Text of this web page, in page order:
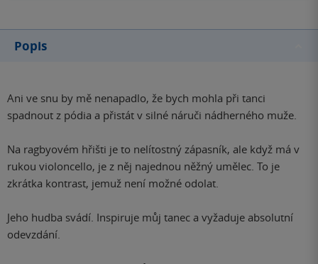
Popis
Ani ve snu by mě nenapadlo, že bych mohla při tanci
spadnout z pódia a přistát v silné náruči nádherného muže.
Na ragbyovém hřišti je to nelítostný zápasník, ale když má v
rukou violoncello, je z něj najednou něžný umělec. To je
zkrátka kontrast, jemuž není možné odolat.
Jeho hudba svádí. Inspiruje můj tanec a vyžaduje absolutní
odevzdání.